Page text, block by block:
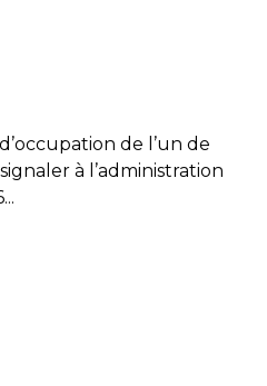
de l’un de
à l’administration